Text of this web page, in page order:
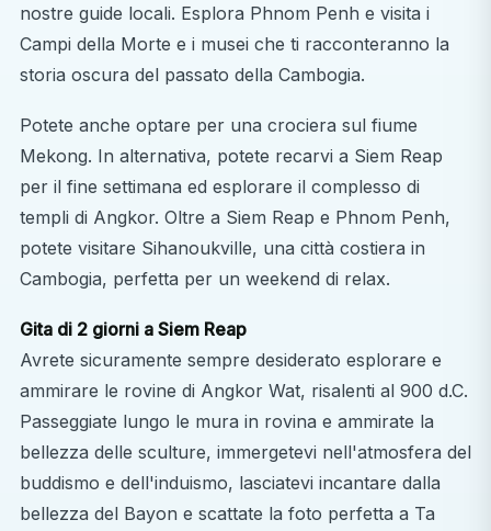
nostre guide locali. Esplora Phnom Penh e visita i
Campi della Morte e i musei che ti racconteranno la
storia oscura del passato della Cambogia.
Potete anche optare per una crociera sul fiume
Mekong. In alternativa, potete recarvi a Siem Reap
per il fine settimana ed esplorare il complesso di
templi di Angkor. Oltre a Siem Reap e Phnom Penh,
potete visitare Sihanoukville, una città costiera in
Cambogia, perfetta per un weekend di relax.
Gita di 2 giorni a Siem Reap
Avrete sicuramente sempre desiderato esplorare e
ammirare le rovine di Angkor Wat, risalenti al 900 d.C.
Passeggiate lungo le mura in rovina e ammirate la
bellezza delle sculture, immergetevi nell'atmosfera del
buddismo e dell'induismo, lasciatevi incantare dalla
bellezza del Bayon e scattate la foto perfetta a Ta